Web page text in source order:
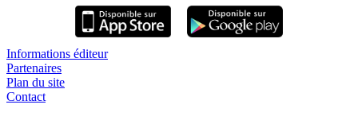
Informations éditeur
Partenaires
Plan du site
Contact